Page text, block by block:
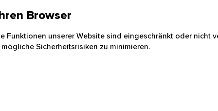
Browser
Funktionen unserer Website sind eingeschränkt oder nicht
Sicherheitsrisiken zu minimieren.